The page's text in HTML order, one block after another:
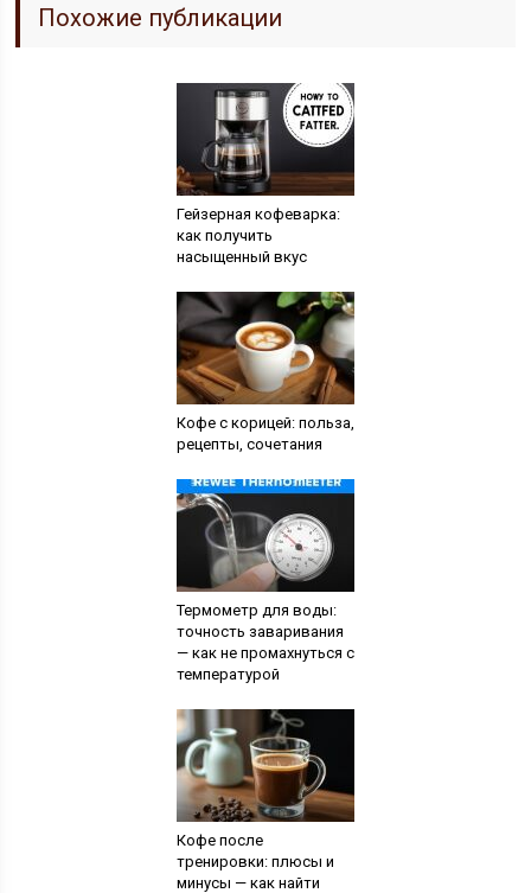
Похожие публикации
Гейзерная кофеварка:
как получить
насыщенный вкус
Кофе с корицей: польза,
рецепты, сочетания
Термометр для воды:
точность заваривания
— как не промахнуться с
температурой
Кофе после
тренировки: плюсы и
минусы — как найти